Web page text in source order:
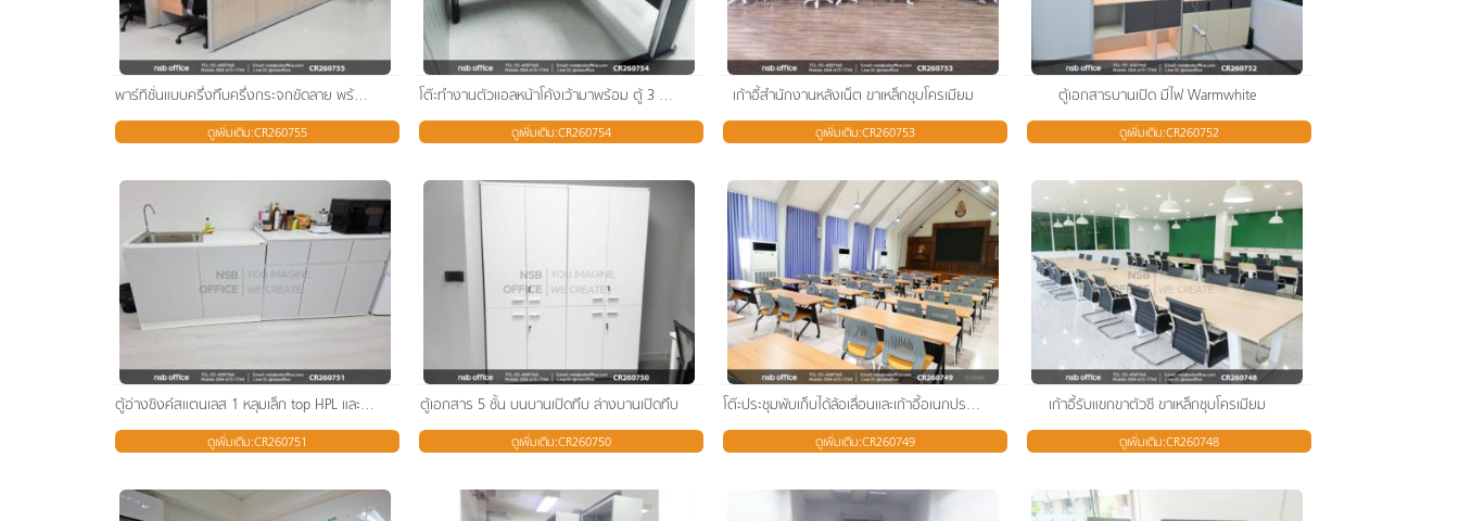
พาร์ทิชั่นแบบครึ่งทึบครึ่งกระจกขัดลาย พร้อมเสาเริ่ม
ดูเพิ่มเติม:CR260755
โต๊ะทำงานตัวแอลหน้าโค้งเว้ามาพร้อม ตู้ 3 ลิ้นชักล้อเลื่อน
ดูเพิ่มเติม:CR260754
เก้าอี้สำนักงานหลังเน็ต ขาเหล็กชุบโครเมียม
ดูเพิ่มเติม:CR260753
ตู้เอกสารบานเปิด มีไฟ Warmwhite
ดูเพิ่มเติม:CR260752
ตู้อ่างซิงค์สแตนเลส 1 หลุมเล็ก top HPL และตู้แลปหน้าเรียบ ล่างบานเปิดทึบ top HPL
ดูเพิ่มเติม:CR260751
ตู้เอกสาร 5 ชั้น บนบานเปิดทึบ ล่างบานเปิดทึบ
ดูเพิ่มเติม:CR260750
โต๊ะประชุมพับเก็บได้ล้อเลื่อนและเก้าอี้อเนกประสงค์เฟรมโพลี่
ดูเพิ่มเติม:CR260749
เก้าอี้รับแขกขาตัวซี ขาเหล็กชุบโครเมียม
ดูเพิ่มเติม:CR260748